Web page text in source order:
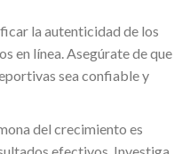
la autenticidad de los
en línea. Asegúrate de que
sea confiable y
del crecimiento es
efectivos. Investiga